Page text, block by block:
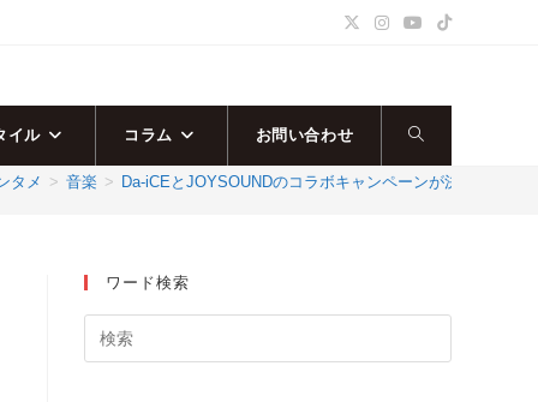
イル コラム お問い合わせ ウ
サ
タメ > 音楽 > Da-iCEとJOYSOUNDのコラボキャンペーンが決定！課題
ワード検索